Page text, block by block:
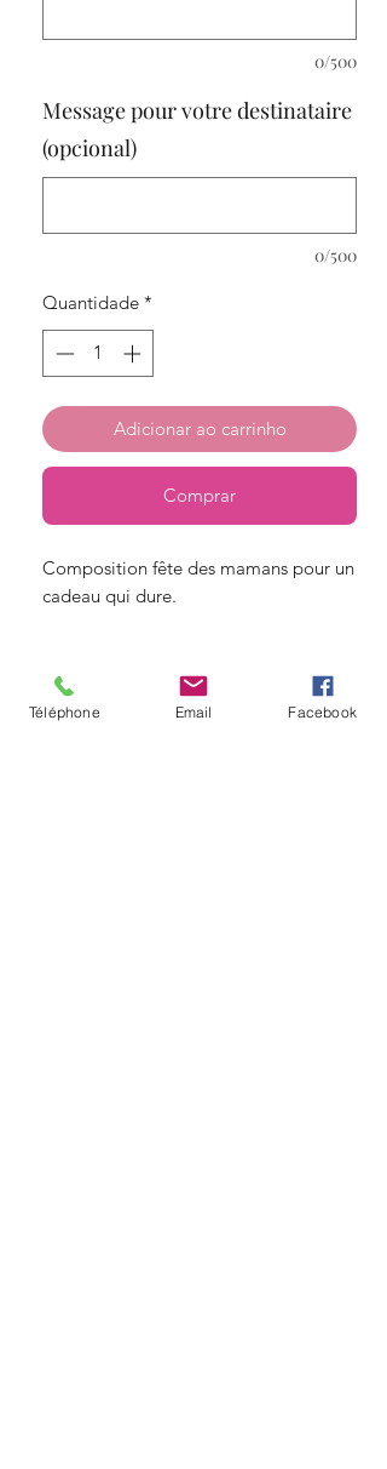
0/500
Message pour votre destinataire
(opcional)
0/500
Quantidade *
Adicionar ao carrinho
Comprar
Composition fête des mamans pour un
cadeau qui dure.
© Copyright
Angelique fleurs
Téléphone Email Facebook